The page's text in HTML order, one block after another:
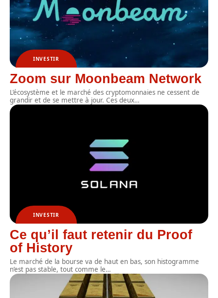
INVESTIR
Zoom sur Moonbeam Network
L’écosystème et le marché des cryptomonnaies ne cessent de
grandir et de se mettre à jour. Ces deux…
INVESTIR
Ce qu’il faut retenir du Proof
of History
Le marché de la bourse va de haut en bas, son histogramme
n’est pas stable, tout comme le…